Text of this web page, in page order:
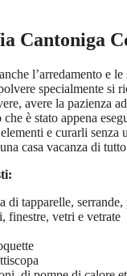
Cantoniga
l’arredamento e
specialmente si
avere la pazienza
che è stato appena
e curarli senza
casa vacanza di
tapparelle, serrande,
finestre, vetri e vetrate